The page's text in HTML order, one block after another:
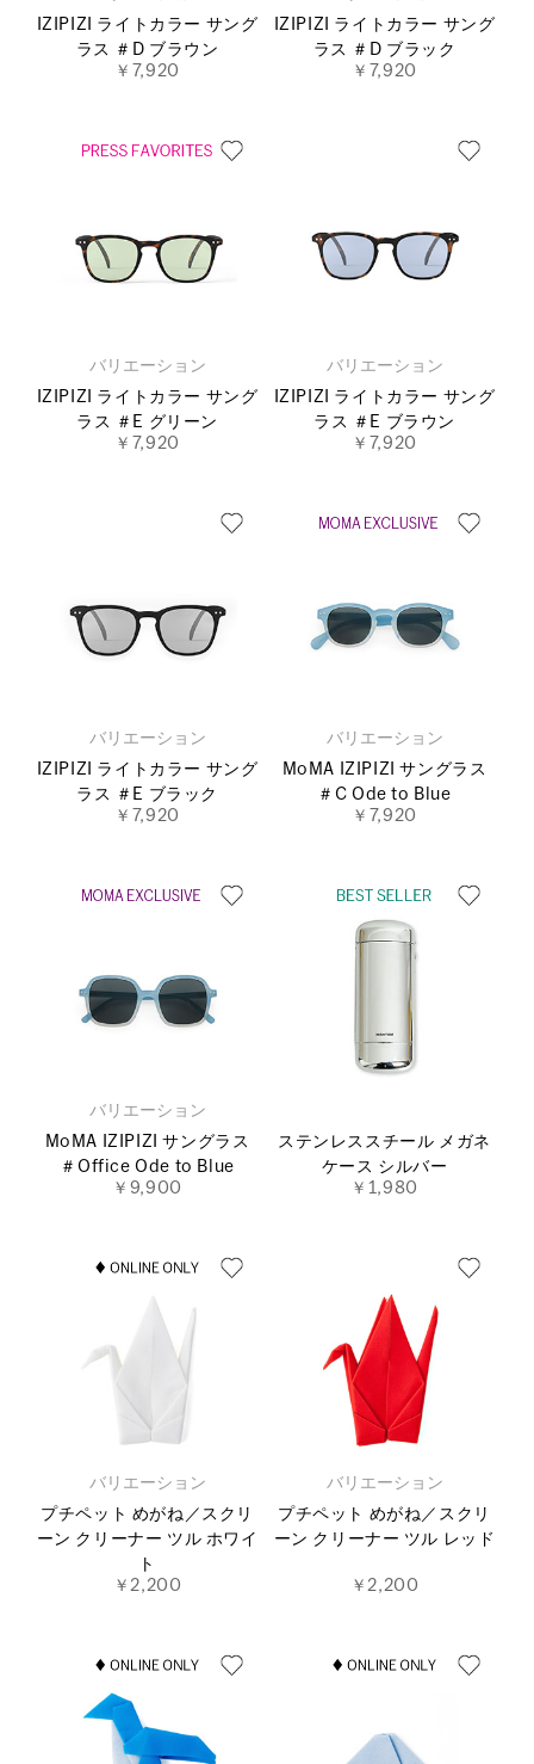
IZIPIZI ライトカラー サング
ラス ＃D ブラウン
￥7,920
IZIPIZI ライトカラー サング
ラス ＃D ブラック
￥7,920
バリエーション
IZIPIZI ライトカラー サング
ラス ＃E グリーン
￥7,920
バリエーション
IZIPIZI ライトカラー サング
ラス ＃E ブラウン
￥7,920
バリエーション
IZIPIZI ライトカラー サング
ラス ＃E ブラック
￥7,920
バリエーション
MoMA IZIPIZI サングラス
＃C Ode to Blue
￥7,920
バリエーション
MoMA IZIPIZI サングラス
＃Office Ode to Blue
￥9,900
ステンレススチール メガネ
ケース シルバー
￥1,980
バリエーション
プチペット めがね／スクリ
ーン クリーナー ツル ホワイ
ト
￥2,200
バリエーション
プチペット めがね／スクリ
ーン クリーナー ツル レッド
￥2,200